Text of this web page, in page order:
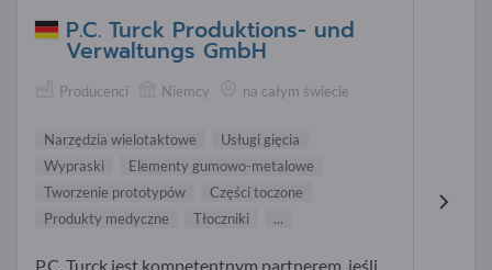
P.C. Turck Produktions- und
Verwaltungs GmbH
Producenci Niemcy na całym świecie
Narzędzia wielotaktowe
Usługi gięcia
Wypraski
Elementy gumowo-metalowe
Tworzenie prototypów
Części toczone
Produkty medyczne
Tłoczniki ...
P.C. Turck jest kompetentnym partnerem, jeśli